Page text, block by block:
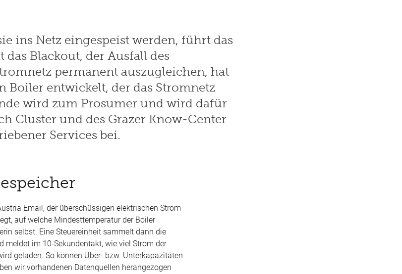
ins Netz eingespeist werden, führt das
Blackout, der Ausfall des
permanent auszugleichen, hat
entwickelt, der das Stromnetz
wird zum Prosumer und wird dafür
Cluster und des Grazer Know-Center
Services bei.
Email, der überschüssigen elektrischen Strom
auf welche Mindesttemperatur der Boiler
selbst. Eine Steuereinheit sammelt dann die
meldet im 10-Sekundentakt, wie viel Strom der
geladen. So können Über- bzw. Unterkapazitäten
wir vorhandenen Datenquellen herangezogen